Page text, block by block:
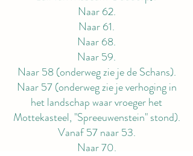
Naar 62.
Naar 61.
Naar 68.
Naar 59.
Naar 58 (onderweg zie je de Schans).
Naar 57 (onderweg zie je verhoging in
het landschap waar vroeger het
Mottekasteel, "Spreeuwenstein" stond).
Vanaf 57 naar 53.
Naar 70.